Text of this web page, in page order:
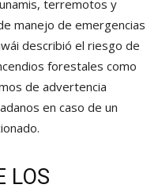
terremotos y
manejo de emergencias
describió el riesgo de
forestales como
de advertencia
en caso de un
LOS